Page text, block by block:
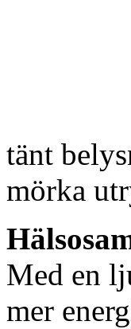
tänt
mörka
Med en
mer